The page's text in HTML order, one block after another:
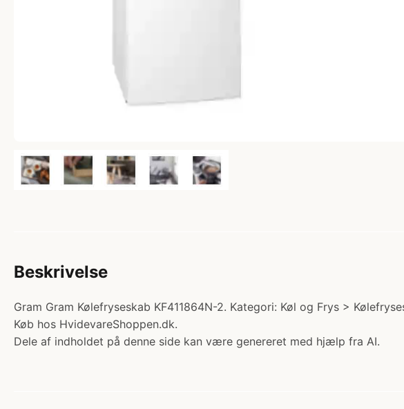
Beskrivelse
Gram Gram Kølefryseskab KF411864N-2. Kategori: Køl og Frys >
Køb hos HvidevareShoppen.dk.
Dele af indholdet på denne side kan være genereret med hjælp fra AI.